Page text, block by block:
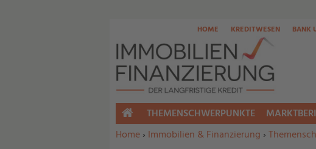
HOME KREDITWESEN BANK
Sie befinden sich hier:
Home› Immobilien & Finanzierung ›
HOME
THEMENSCHWERPUNKTE